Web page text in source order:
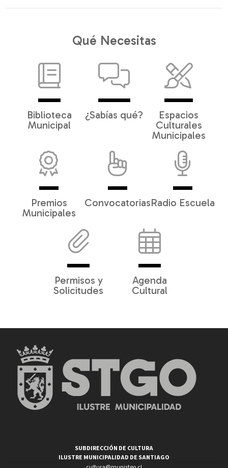
Qué Necesitas
Biblioteca
Municipal
¿Sabías qué?
Espacios
Culturales
Municipales
Premios
Municipales
ConvocatoriasRadio Escuela
Permisos y
Solicitudes
Agenda
Cultural
SUBDIRECCIÓN DE CULTURA
ILUSTRE MUNICIPALIDAD DE SANTIAGO